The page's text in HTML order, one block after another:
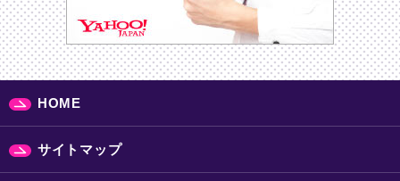
HOME
サイトマップ